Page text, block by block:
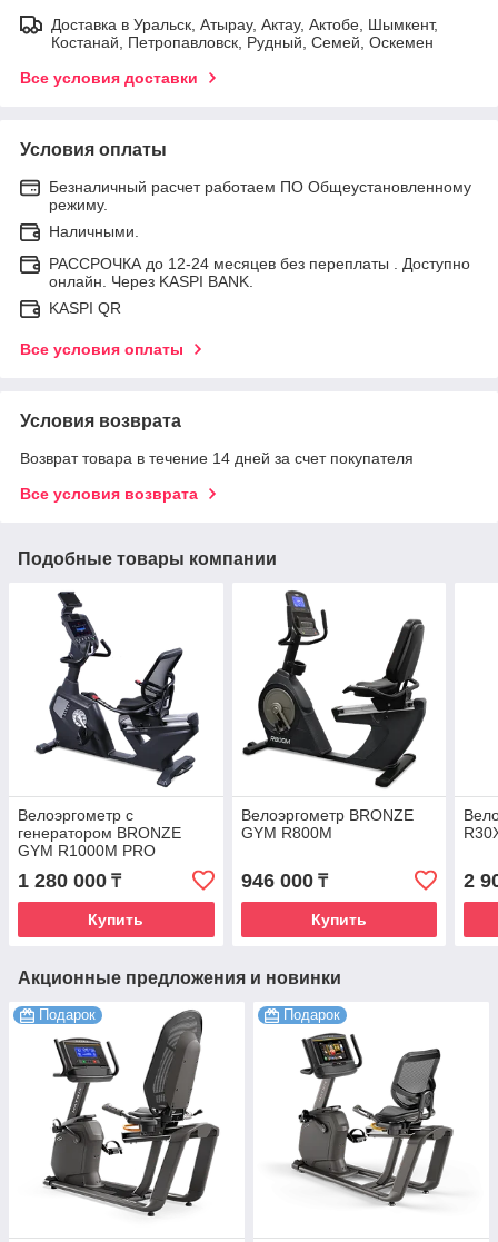
Доставка в Уральск, Атырау, Актау, Актобе, Шымкент,
Костанай, Петропавловск, Рудный, Семей, Оскемен
Все условия доставки
Условия оплаты
Безналичный расчет работаем ПО Общеустановленному
режиму.
Наличными.
РАССРОЧКА до 12-24 месяцев без переплаты . Доступно
онлайн. Через KASPI BANK.
KASPI QR
Все условия оплаты
Условия возврата
Возврат товара в течение 14 дней за счет покупателя
Все условия возврата
Подобные товары компании
Велоэргометр с
генератором BRONZE
GYM R1000M PRO
1 280 000 ₸
Купить
Велоэргометр BRONZE
GYM R800M
946 000₸
Купить
2
Акционные предложения и новинки
Подарок Подарок